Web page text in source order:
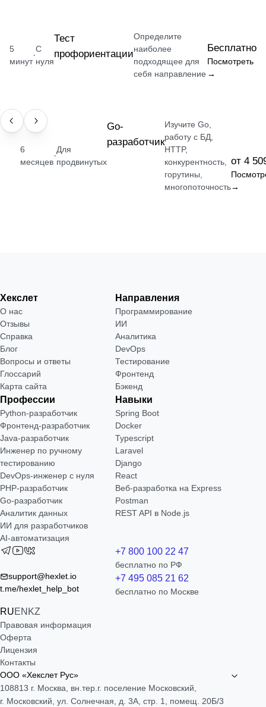
5
минут
·
С
нуля
Тест
профориентации
Определите
наиболее
подходящее для
себя направление
Бесплатно
Посмотреть
→
ПРОФЕССИЯ
6
месяцев
·
Для
продвинутых
Go-
разработчик
Изучите Go,
работу с БД,
HTTP,
конкурентность,
горутины,
многопоточность
от 4
→
Хекслет
О нас
Отзывы
Справка
Блог
Вопросы и ответы
Глоссарий
Карта сайта
Направления
Программирование
ИИ
Аналитика
DevOps
Тестирование
Фронтенд
Бэкенд
Профессии
Python-разработчик
Фронтенд-разработчик
Java-разработчик
Инженер по ручному
тестированию
DevOps-инженер с нуля
РНР-разработчик
Go-разработчик
Аналитик данных
ИИ для разработчиков
AI-автоматизация
Навыки
Spring Boot
Docker
Typescript
Laravel
Django
React
Веб-разработка на Express
Postman
REST API в Node.js
support@hexlet.io
t.me/hexlet_help_bot
RUEN KZ
+7 800 100 22 47
бесплатно по РФ
+7 495 085 21 62
бесплатно по Москве
Правовая информация
Оферта
Лицензия
Контакты
ООО «Хекслет Рус»
108813 г. Москва, вн.тер.г. поселение Московский,
г. Московский, ул. Солнечная, д. 3А, стр. 1, помещ. 20Б/3